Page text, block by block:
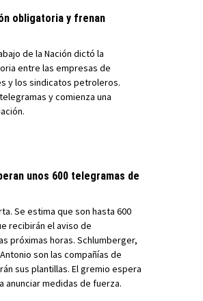
obligatoria y frenan
de la Nación dictó la
entre las empresas de
y los sindicatos petroleros.
y comienza una
unos 600 telegramas de
Se estima que son hasta 600
recibirán el aviso de
próximas horas. Schlumberger,
son las compañías de
sus plantillas. El gremio espera
anunciar medidas de fuerza.